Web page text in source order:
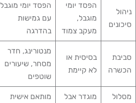
ניהול
סיכונים
הפסד יומי
מוגבל,
מעקב צמוד
הפסד יומי מוגבל
עם גמישות
בהדרגה
סביבת
הכשרה
בסיסית או
לא קיימת
מנטורינג, חדר
מסחר, שיעורים
שוטפים
מסלול
מוגדר אבל
מותאם אישית